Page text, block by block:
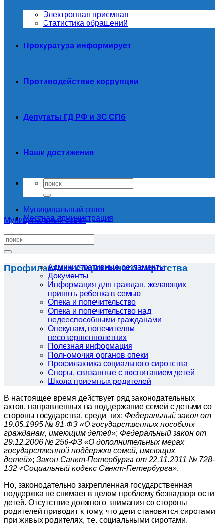
Электронная приемная
Статистика обращений
Прокуратура информирует
Противодействие коррупции
Депутаты ГД РФ и ЗС СПб
Наши достижения
Муниципальный совет
Местная администрация
Муниципальный совет
Местная администрация
Профилактика социального сиротства
Административные регламенты
Документы
Информация для граждан, желающих
принять ребенка в семью
Опека и попечительство
Опека и попечительство над
недееспособными гражданами
Опекунам, попечителям
несовершеннолетних
Полезная информация
Полномочия органов опеки
Профилактика социального сиротства
Споры, связанные с воспитанием детей
Школа приемных родителей
В настоящее время действует ряд законодательных
актов, направленных на поддержание семей с детьми со
стороны государства, среди них: Федеральный закон от
19.05.1995 № 81-ФЗ «О государственных пособиях
гражданам, имеющим детей»; Федеральный закон от
29.12.2006 № 256-ФЗ «О дополнительных мерах
государственной поддержки семей, имеющих
детей»; Закон Санкт-Петербурга от 22.11.2011 № 728-
132 «Социальный кодекс Санкт-Петербурга».
Но, законодательно закрепленная государственная
поддержка не снимает в целом проблему безнадзорности
детей. Отсутствие должного внимания со стороны
родителей приводит к тому, что дети становятся сиротами
при живых родителях, т.е. социальными сиротами.